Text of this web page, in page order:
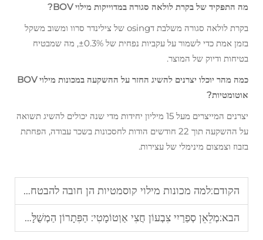
מה התפקיד של בקרת לולאה סגורה במדוייקות מילוי BOV?
בקרת לולאה סגורה משלבת דosing של צילינדר סרוו ומשוב משקל
בזמן אמת כדי לשמור על עקביות נפחית של ±0.3%, מה שמבטיח
בטיחות ודיוק של המוצר.
כמה מהר יוכלו יצרנים להשיג החזר על ההשקעה במכונות מילוי BOV
אוטומטיות?
יצרנים המייצרים מעל 15 מיליון יחידות מדי שנה יכולים להשיג תשואה
על ההשקעה תוך 22 חודשים הודות לחסכונות בשכר עבודה, הפחתת
בזבוז וצמצום מינימלי של עצירות.
הקודם:למה מכונות מילוי קוסמטיות הן חובה להבטחת עקביות ודיוק של המוצר
הבא:מְלֵאֵן סְפַרַיִי צִבְעוֹן חֲצִי אַוְטוֹמָטִי: הַפִּתָרוֹן הַמְשֻׁלָּם לִמְלִיאַת סְפָרַיִים בְּאֵפוֹר בְּצִבְיוֹן שָׁוֶה וּבְאֵיכוּת מְרֻבָּה